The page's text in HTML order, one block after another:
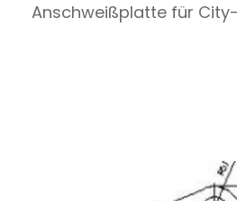
Anschweißplatte für